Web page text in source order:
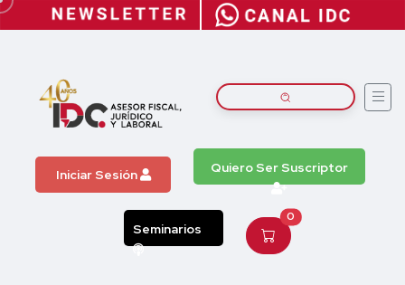
Iniciar Sesión Quiero Ser Suscriptor
Seminarios
0